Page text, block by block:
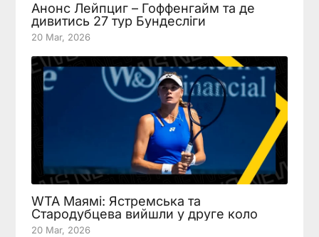
Анонс Лейпциг – Гоффенгайм та де
дивитись 27 тур Бундесліги
20 Mar, 2026
WTA Маямі: Ястремська та
Стародубцева вийшли у друге коло
20 Mar, 2026